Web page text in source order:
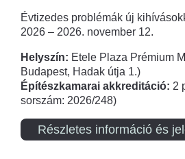
Évtizedes problémák új
2026 – 2026. november 12.
Helyszín: Etele Plaza Prémium
Budapest, Hadak útja 1.)
Építészkamarai akkreditáció: 2
sorszám: 2026/248)
Részletes információ és